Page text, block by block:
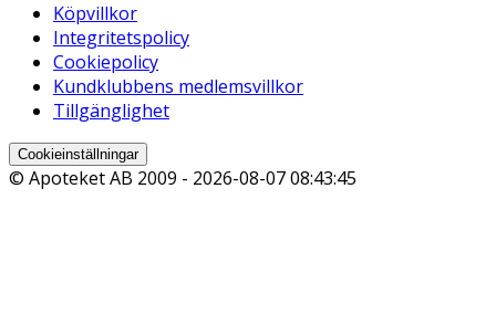
Köpvillkor
Integritetspolicy
Cookiepolicy
Kundklubbens medlemsvillkor
Tillgänglighet
Cookieinställningar
© Apoteket AB 2009 - 2026-08-07 08:43:45